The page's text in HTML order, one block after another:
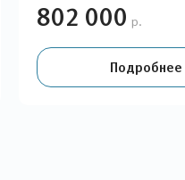
802 000 р.
Подробнее